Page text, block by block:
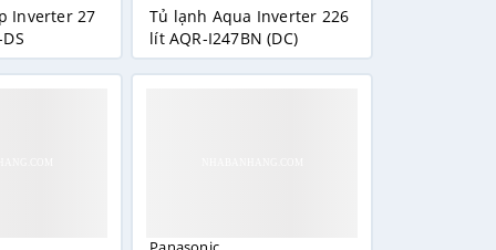
Inverter 27
Tủ lạnh Aqua Inverter 226
lít AQR-I247BN (DC)